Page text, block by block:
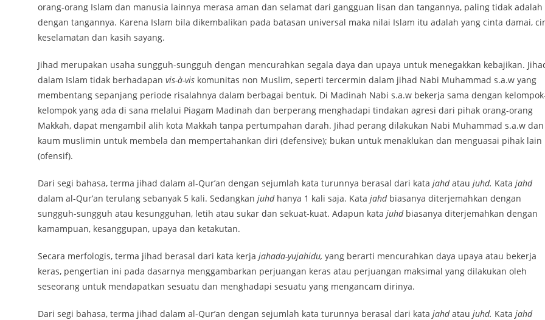
orang-orang Islam dan manusia lainnya merasa aman dan selamat dari gangguan lisan dan tangannya, paling tidak adalah
dengan tangannya. Karena Islam bila dikembalikan pada batasan universal maka nilai Islam itu adalah yang cinta damai,
keselamatan dan kasih sayang.
Jihad merupakan usaha sungguh-sungguh dengan mencurahkan segala daya dan upaya untuk menegakkan kebajikan.
dalam Islam tidak berhadapan vis-à-vis komunitas non Muslim, seperti tercermin dalam jihad Nabi Muhammad s.a.w yang
membentang sepanjang periode risalahnya dalam berbagai bentuk. Di Madinah Nabi s.a.w bekerja sama dengan
kelompok yang ada di sana melalui Piagam Madinah dan berperang menghadapi tindakan agresi dari pihak orang-orang
Makkah, dapat mengambil alih kota Makkah tanpa pertumpahan darah. Jihad perang dilakukan Nabi Muhammad s.a.w dan
kaum muslimin untuk membela dan mempertahankan diri (defensive); bukan untuk menaklukan dan menguasai pihak lain
(ofensif).
Dari segi bahasa, terma jihad dalam al-Qur’an dengan sejumlah kata turunnya berasal dari kata jahdatau juhd. Kata jahd
dalam al-Qur’an terulang sebanyak 5 kali. Sedangkan juhd hanya 1 kali saja. Kata jahd biasanya diterjemahkan dengan
sungguh-sungguh atau kesungguhan, letih atau sukar dan sekuat-kuat. Adapun kata juhd biasanya diterjemahkan dengan
kamampuan, kesanggupan, upaya dan ketakutan.
Secara merfologis, terma jihad berasal dari kata kerja jahada-yujahidu, yang berarti mencurahkan daya upaya atau bekerja
keras, pengertian ini pada dasarnya menggambarkan perjuangan keras atau perjuangan maksimal yang dilakukan oleh
seseorang untuk mendapatkan sesuatu dan menghadapi sesuatu yang mengancam dirinya.
Dari segi bahasa, terma jihad dalam al-Qur’an dengan sejumlah kata turunnya berasal dari kata jahdatau juhd. Kata jahd